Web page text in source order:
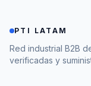
PTI LATAM
Red industrial B2B
verificadas y